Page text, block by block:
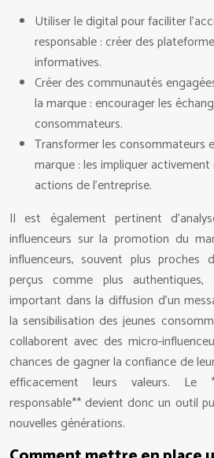
Utiliser le digital pour faciliter
responsable : créer des
informatives.
Créer des communautés
la marque : encourager les
consommateurs.
Transformer les consommateurs
marque : les impliquer
actions de l’entreprise.
Il est également pertinent
influenceurs sur la promotion du
influenceurs, souvent plus
perçus comme plus
important dans la diffusion d’un
la sensibilisation des jeunes
collaborent avec des micro-
chances de gagner la confiance de
efficacement leurs valeurs. Le
responsable** devient donc un outil
nouvelles générations.